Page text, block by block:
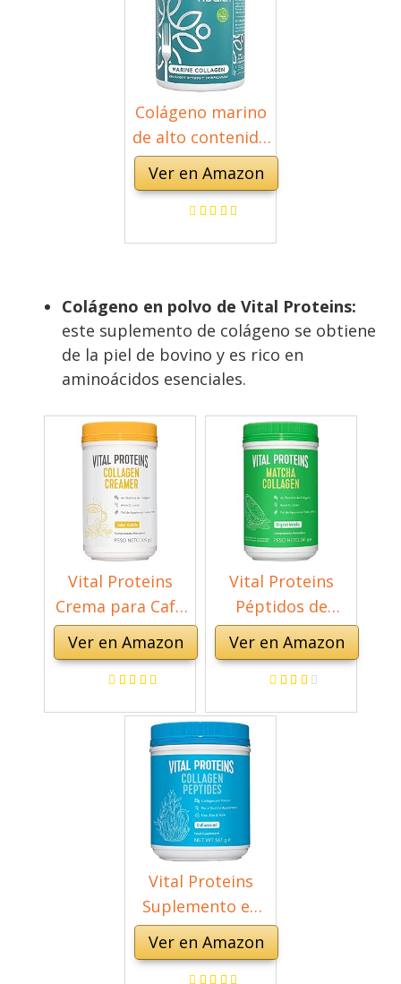
Metales Pesados -
100% Péptidos de
Colágeno Marino
Puro de Peces
Salvajes
superior |
fabricado por
Nutravita
Colágeno marino
de alto contenido
proteico,
suplemento
regenerador en
polvo, péptidos
diario, colágeno
hidrolizado sin
carbohidratos,
400 g, suministro
para 30 días
Ver en Amazon
Colágeno en polvo de Vital Proteins:
este suplemento de colágeno se obtiene
de la piel de bovino y es rico en
aminoácidos esenciales.
Vital Proteins
Crema para Café
con Colágeno,
Suplemento en
Polvo con
Péptidos de
Colágeno, Vainilla,
Ver en Amazon
Vital Proteins
Péptidos de
Colágeno,
Suplemento,
Polvo de Té Verde
Matcha, L-
Teanina y Cafeína,
Ver en Amazon
Vital Proteins
Suplemento en
polvo de péptidos
de colágeno (tipo
Ver en Amazon